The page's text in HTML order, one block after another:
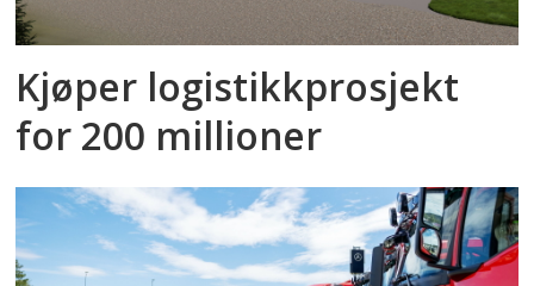
Kjøper logistikkprosjekt
for 200 millioner